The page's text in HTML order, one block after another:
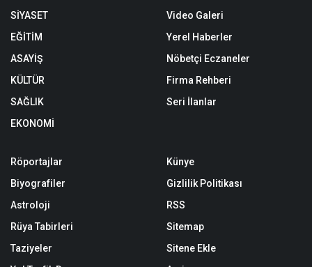
SİYASET
EĞİTİM
ASAYİŞ
KÜLTÜR
SAĞLIK
EKONOMİ
Video Galeri
Yerel Haberler
Nöbetçi Eczaneler
Firma Rehberi
Seri İlanlar
Röportajlar
Biyografiler
Astroloji
Rüya Tabirleri
Taziyeler
Künye
Gizlilik Politikası
RSS
Sitemap
Sitene Ekle